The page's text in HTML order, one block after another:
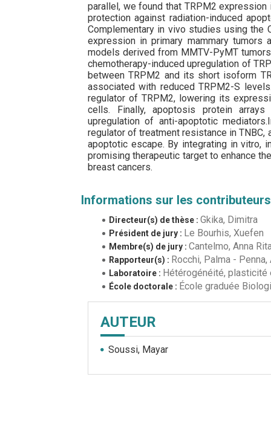
parallel, we found that TRPM2
protection against radiation-induced
Complementary in vivo studies using the
expression in primary mammary tumors
models derived from MMTV-PyMT
chemotherapy-induced upregulation of
between TRPM2 and its short isoform
associated with reduced TRPM2-S
regulator of TRPM2, lowering its
cells. Finally, apoptosis protein
upregulation of anti-apoptotic
regulator of treatment resistance in TNBC,
apoptotic escape. By integrating in vitro,
promising therapeutic target to enhance
breast cancers.
Informations sur les contributeurs
Directeur(s) de thèse : Gkika, Dimitra
Président de jury : Le Bourhis, Xuefen
Membre(s) de jury : Cantelmo, Anna
Rapporteur(s) : Rocchi, Palma - Penna,
Laboratoire : Hétérogénéité, plasticité
École doctorale : École graduée
AUTEUR
Soussi, Mayar